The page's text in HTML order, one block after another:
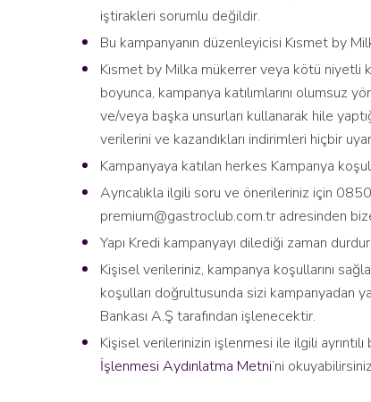
iştirakleri sorumlu değildir.
Bu kampanyanın düzenleyicisi Kısmet by
Kısmet by Milka mükerrer veya kötü niyetli
boyunca, kampanya katılımlarını
ve/veya başka unsurları kullanarak hile
verilerini ve kazandıkları indirimleri hiçbir
Kampanyaya katılan herkes Kampanya
Ayrıcalıkla ilgili soru ve önerileriniz için
premium@gastroclub.com.tr adresinden
Yapı Kredi kampanyayı dilediği zaman
Kişisel verileriniz, kampanya koşullarını
koşulları doğrultusunda sizi kampanyadan
Bankası A.Ş tarafından işlenecektir.
Kişisel verilerinizin işlenmesi ile ilgili ayrıntılı
İşlenmesi Aydınlatma Metni’ni